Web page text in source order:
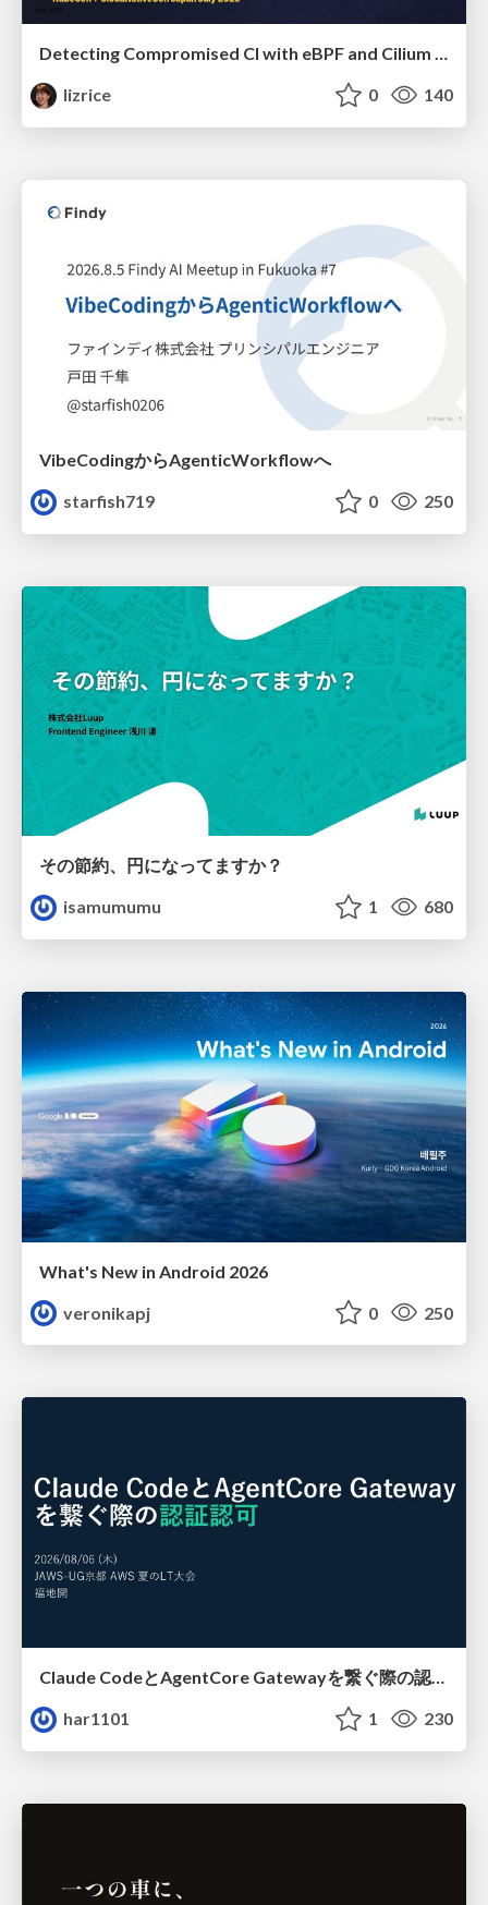
Detecting Compromised CI with eBPF and Cilium Tetragon
lizrice
0 140
VibeCodingからAgenticWorkflowへ
starfish719
0 250
その節約、円になってますか？
isamumumu
1 680
What's New in Android 2026
veronikapj
0 250
Claude CodeとAgentCore Gatewayを繋ぐ際の認証認可 / Authentication and authorization when connecting Claude Code with AgentCore Gateway
har1101
1 230